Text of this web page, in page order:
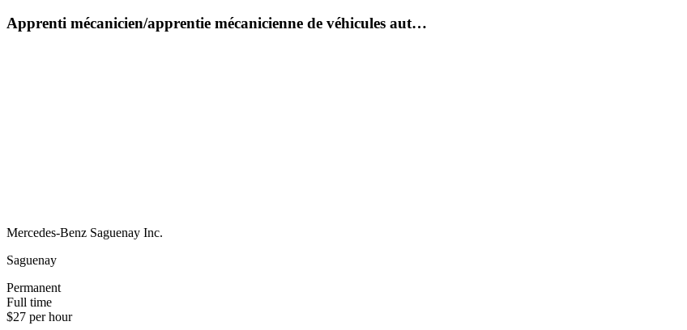
Apprenti mécanicien/apprentie mécanicienne de véhicules aut…
Mercedes-Benz Saguenay Inc.
Saguenay
Permanent
Full time
$27 per hour